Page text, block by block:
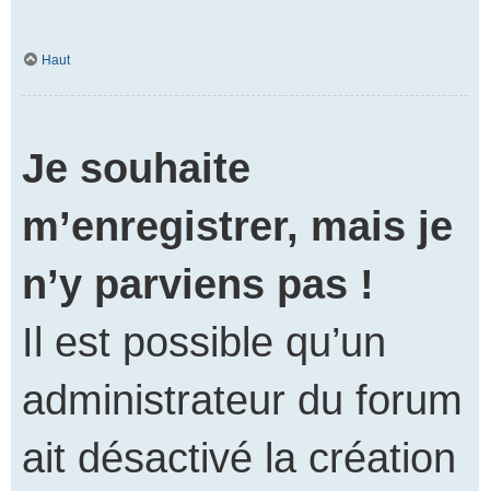
Haut
Je souhaite
m’enregistrer, mais je
n’y parviens pas !
Il est possible qu’un
administrateur du forum
ait désactivé la création